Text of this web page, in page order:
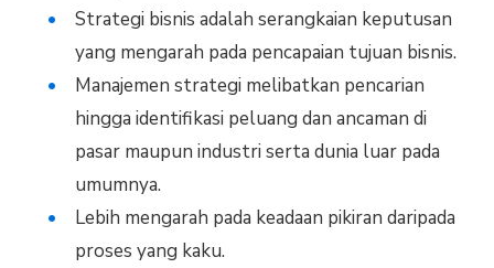
Strategi bisnis adalah serangkaian keputusan
yang mengarah pada pencapaian tujuan bisnis.
Manajemen strategi melibatkan pencarian
hingga identifikasi peluang dan ancaman di
pasar maupun industri serta dunia luar pada
umumnya.
Lebih mengarah pada keadaan pikiran daripada
proses yang kaku.